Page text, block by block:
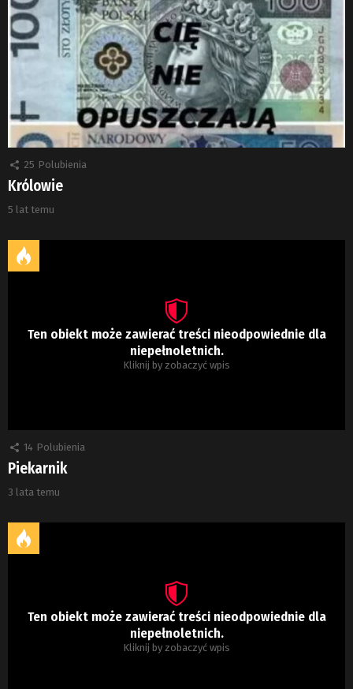
25 Polubienia
Królowie
5 lat temu
Ten obiekt może zawierać treści nieodpowiednie dla
niepełnoletnich.
Kliknij by zobaczyć wpis
14 Polubienia
Piekarnik
3 lata temu
Ten obiekt może zawierać treści nieodpowiednie dla
niepełnoletnich.
Kliknij by zobaczyć wpis